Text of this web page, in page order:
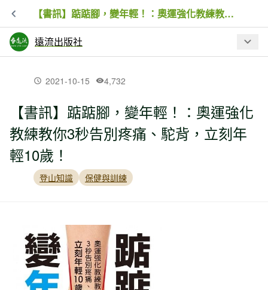
【書訊】踮踮腳，變年輕！：奧運強化教練教你3秒告別疼痛、駝背，立刻年輕10歲！
遠流出版社
最新文章
【書訊】踮踮腳，變年輕！：奧運強化
教練教你3秒告別疼痛、駝背，立刻年輕
10歲！
【書訊】台灣調查時代(1-5冊)【典藏紀
【書訊】超嶽1：從心開始的巔峰之旅
2021-10-15 4,732
【書訊】踮踮腳，變年輕！：奧運強化
教練教你3秒告別疼痛、駝背，立刻年
輕10歲！
登山知識 保健與訓練